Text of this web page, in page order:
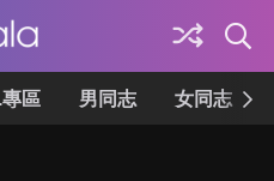
區 男同志 女同志